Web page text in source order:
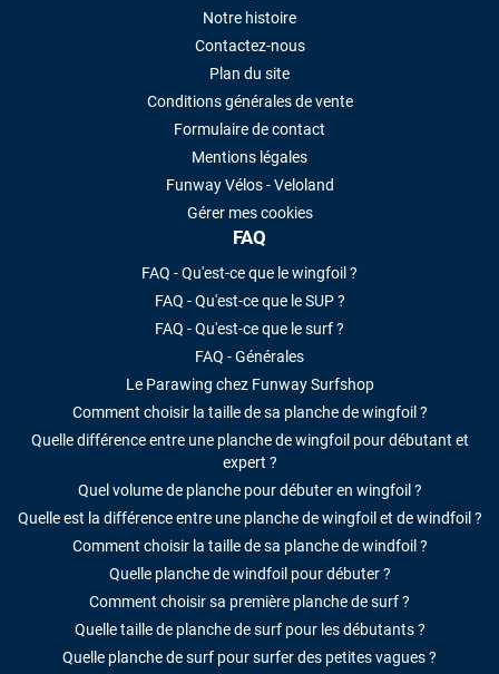
Notre histoire
Contactez-nous
Plan du site
Conditions générales de vente
Formulaire de contact
Mentions légales
Funway Vélos - Veloland
Gérer mes cookies
FAQ
FAQ - Qu'est-ce que le wingfoil ?
FAQ - Qu'est-ce que le SUP ?
FAQ - Qu'est-ce que le surf ?
FAQ - Générales
Le Parawing chez Funway Surfshop
Comment choisir la taille de sa planche de wingfoil ?
Quelle différence entre une planche de wingfoil pour débutant et
expert ?
Quel volume de planche pour débuter en wingfoil ?
Quelle est la différence entre une planche de wingfoil et de windfoil ?
Comment choisir la taille de sa planche de windfoil ?
Quelle planche de windfoil pour débuter ?
Comment choisir sa première planche de surf ?
Quelle taille de planche de surf pour les débutants ?
Quelle planche de surf pour surfer des petites vagues ?